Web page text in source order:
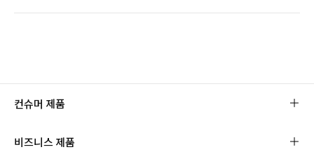
컨슈머 제품
비즈니스 제품